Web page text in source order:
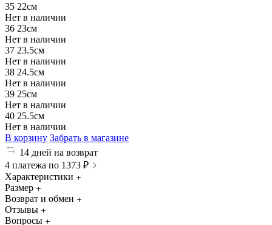
35 22см
Нет в наличии
36 23см
Нет в наличии
37 23.5см
Нет в наличии
38 24.5см
Нет в наличии
39 25см
Нет в наличии
40 25.5см
Нет в наличии
В корзину Забрать в магазине
14 дней на возврат
4 платежа по 1373 ₽
Характеристики
Размер
Возврат и обмен
Отзывы
Вопросы